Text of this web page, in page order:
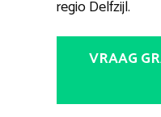
regio Delfzijl.
VRAAG